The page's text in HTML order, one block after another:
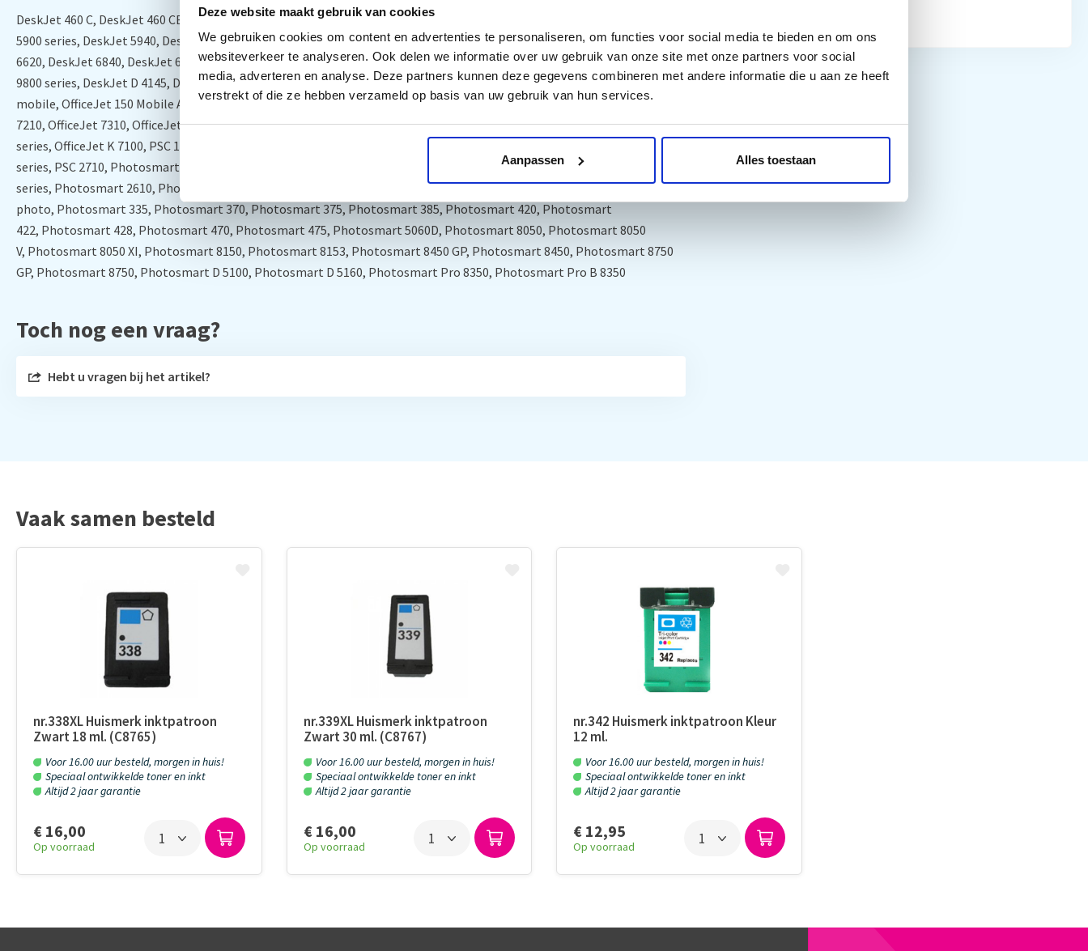
Deze website maakt gebruik van cookies
We gebruiken cookies om content en advertenties te personaliseren, om functies voor social media te bieden en om ons
websiteverkeer te analyseren. Ook delen we informatie over uw gebruik van onze site met onze partners voor social
media, adverteren en analyse. Deze partners kunnen deze gegevens combineren met andere informatie die u aan ze heeft
verstrekt of die ze hebben verzameld op basis van uw gebruik van hun services.
Aanpassen Alles toestaan
DeskJet 460 C, DeskJet 460 CB, DeskJet 460, DeskJet 460 WBT, DeskJet 460 WF, DeskJet 5740, DeskJet 5745, DeskJet
5900 series, DeskJet 5940, DeskJet 6520, DeskJet 6540 D, DeskJet 6540, DeskJet 6540 series, DeskJet 6543, DeskJet
6620, DeskJet 6840, DeskJet 6940, DeskJet 6980, DeskJet 6988 DT, DeskJet 6988, DeskJet 9800 D, DeskJet 9800, DeskJet
9800 series, DeskJet D 4145, DeskJet D 4155, DeskJet D 4160, DeskJet D 4163, DeskJet D 4168, OfficeJet 100
mobile, OfficeJet 150 Mobile All-in-One, OfficeJet 6200, OfficeJet 6205, OfficeJet 6210, OfficeJet 6215, OfficeJet
7210, OfficeJet 7310, OfficeJet 7410, OfficeJet H 470 B, OfficeJet H 470, OfficeJet H 470 WBT, OfficeJet H 470
series, OfficeJet K 7100, PSC 1600, PSC 1610, PSC 1610 V, PSC 1610 XI, PSC 2350, PSC 2355, PSC 2355 P, PSC 2610, PSC 2700
series, PSC 2710, Photosmart 2570, Photosmart 2575, Photosmart 2575 V, Photosmart 2575 XI, Photosmart 2600
series, Photosmart 2610, Photosmart 2710, Photosmart 320, Photosmart 325, Photosmart 330, Photosmart 335 EMEA
photo, Photosmart 335, Photosmart 370, Photosmart 375, Photosmart 385, Photosmart 420, Photosmart
422, Photosmart 428, Photosmart 470, Photosmart 475, Photosmart 5060D, Photosmart 8050, Photosmart 8050
V, Photosmart 8050 XI, Photosmart 8150, Photosmart 8153, Photosmart 8450 GP, Photosmart 8450, Photosmart 8750
GP, Photosmart 8750, Photosmart D 5100, Photosmart D 5160, Photosmart Pro 8350, Photosmart Pro B 8350
Toch nog een vraag?
Hebt u vragen bij het artikel?
Vaak samen besteld
nr.338XL Huismerk inktpatroon
Zwart 18 ml. (C8765)
Voor 16.00 uur besteld, morgen in huis!
Speciaal ontwikkelde toner en inkt
Altijd 2 jaar garantie
€ 16,00
Op voorraad
nr.339XL Huismerk inktpatroon
Zwart 30 ml. (C8767)
Voor 16.00 uur besteld, morgen in huis!
Speciaal ontwikkelde toner en inkt
Altijd 2 jaar garantie
€ 16,00
Op voorraad
nr.342 Huismerk inktpatroon Kleur
12 ml.
Voor 16.00 uur besteld, morgen in huis!
Speciaal ontwikkelde toner en inkt
Altijd 2 jaar garantie
€ 12,95
Op voorraad